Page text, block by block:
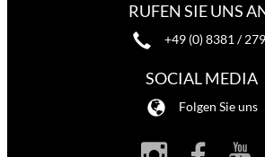
RUFEN SIE UNS
+49 (0) 8381 /
SOCIAL MEDIA
Folgen Sie uns